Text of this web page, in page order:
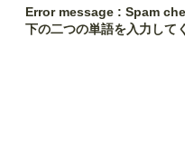
Error message : Spam
下の二つの単語を入力して